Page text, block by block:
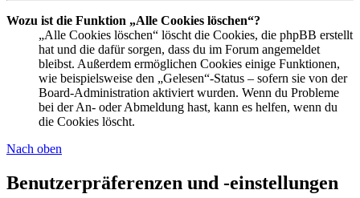
Wozu ist die Funktion „Alle Cookies löschen“?
„Alle Cookies löschen“ löscht die Cookies, die phpBB erstellt
hat und die dafür sorgen, dass du im Forum angemeldet
bleibst. Außerdem ermöglichen Cookies einige Funktionen,
wie beispielsweise den „Gelesen“-Status – sofern sie von der
Board-Administration aktiviert wurden. Wenn du Probleme
bei der An- oder Abmeldung hast, kann es helfen, wenn du
die Cookies löscht.
Nach oben
Benutzerpräferenzen und -einstellungen